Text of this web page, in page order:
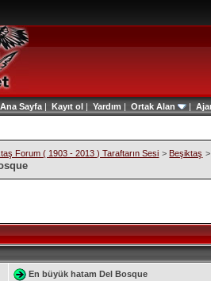
Ana Sayfa | Kayıt ol | Yardım | Ortak Alan |
Forum ( 1903 - 2013 ) Taraftarın Sesi > Beşiktaş >
En büyük hatam Del Bosque